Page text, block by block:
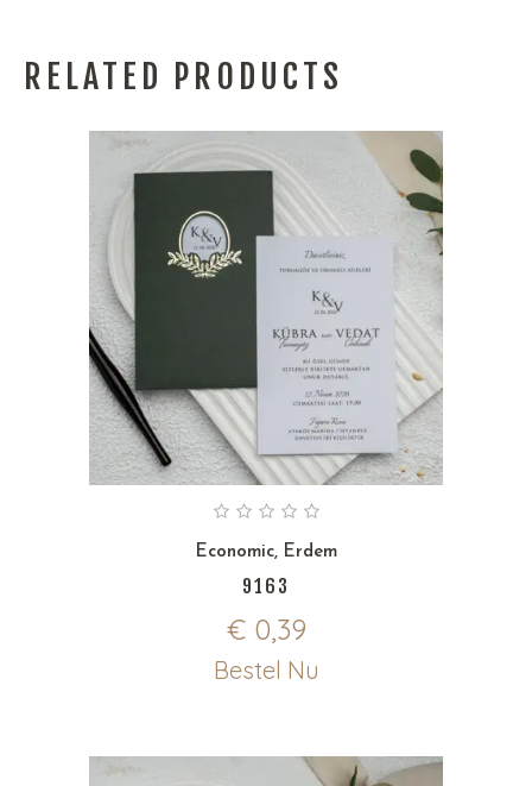
RELATED PRODUCTS
Economic, Erdem
9163
€ 0,39
Bestel Nu